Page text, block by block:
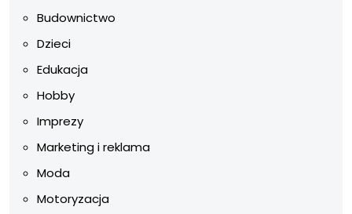
Budownictwo
Dzieci
Edukacja
Hobby
Imprezy
Marketing i reklama
Moda
Motoryzacja